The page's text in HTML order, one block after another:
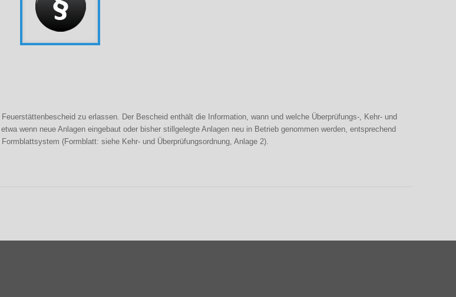
zu erlassen. Der Bescheid enthält die Information, wann und welche Überprüfungs-, Kehr- und
wenn neue Anlagen eingebaut oder bisher stillgelegte Anlagen neu in Betrieb genommen werden, entsprechend
(Formblatt: siehe Kehr- und Überprüfungsordnung, Anlage 2).